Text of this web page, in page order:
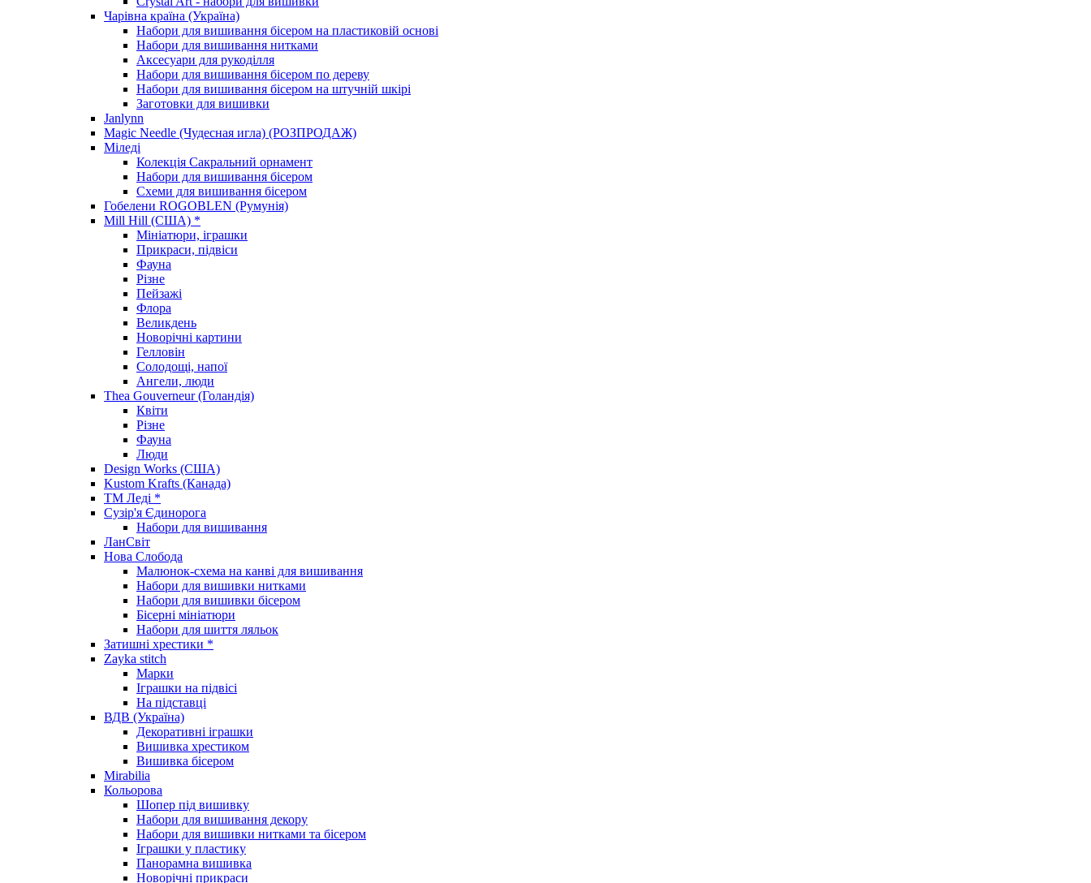
Чарівна країна (Україна)
Набори для вишивання бісером на пластиковій основі
Набори для вишивання нитками
Аксесуари для рукоділля
Набори для вишивання бісером по дереву
Набори для вишивання бісером на штучній шкірі
Заготовки для вишивки
Janlynn
Magic Needle (Чудесная игла) (РОЗПРОДАЖ)
Міледі
Колекція Сакральний орнамент
Набори для вишивання бісером
Схеми для вишивання бісером
Гобелени ROGOBLEN (Румунія)
Mill Hill (США) *
Мініатюри, іграшки
Прикраси, підвіси
Фауна
Різне
Пейзажі
Флора
Великдень
Новорічні картини
Гелловін
Солодощі, напої
Ангели, люди
Thea Gouverneur (Голандія)
Квіти
Різне
Фауна
Люди
Design Works (США)
Kustom Krafts (Канада)
ТМ Леді *
Сузір'я Єдинорога
Набори для вишивання
ЛанСвіт
Нова Слобода
Малюнок-схема на канві для вишивання
Набори для вишивки нитками
Набори для вишивки бісером
Бісерні мініатюри
Набори для шиття ляльок
Затишні хрестики *
Zayka stitch
Марки
Іграшки на підвісі
На підставці
ВДВ (Україна)
Декоративні іграшки
Вишивка хрестиком
Вишивка бісером
Mirabilia
Кольорова
Шопер під вишивку
Набори для вишивання декору
Набори для вишивки нитками та бісером
Іграшки у пластику
Панорамна вишивка
Новорічні прикраси